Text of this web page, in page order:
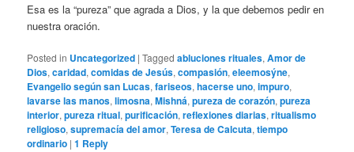
Esa es la “pureza” que agrada a Dios, y la que debemos pedir en
nuestra oración.
Posted in Uncategorized |Tagged abluciones rituales,Amor de
Dios,caridad,comidas de Jesús,compasión,eleemosýne,
Evangelio según san Lucas,fariseos,hacerse uno,impuro,
lavarse las manos,limosna,Mishná,pureza de corazón,pureza
interior,pureza ritual,purificación,reflexiones diarias,ritualismo
religioso,supremacía del amor,Teresa de Calcuta,tiempo
ordinario |1 Reply